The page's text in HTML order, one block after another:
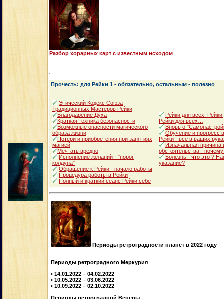
Разбор хорарных карт с известным исходом
Прочесть: для Рейки 1 - обязательно, остальным - полезно
Этический Кодекс Союза
Традиционных Мастеров Рейки
Благодарение Духа
Краткая техника безопасности
Возможные опасности магического
образа жизни
Потери и приобретения при занятиях
магией
Мечтать вредно
Исполнение желаний - "порог
колдуна"
Обращение к Рейки - начало работы
Процедура работы в Рейки
Полный и краткий сеанс Рейки себе
Рейки для всех!
Рейки для всех…
Вновь о
Обучение и прогресс
Рейки - все в ваших
Изначальная
обстоятельства -
Болезнь - что это ?
указание?
Периоды ретроградности планет в 2022 году
Периоды ретроградного Меркурия
• 14.01.2022 – 04.02.2022
• 10.05.2022 – 03.06.2022
• 10.09.2022 – 02.10.2022